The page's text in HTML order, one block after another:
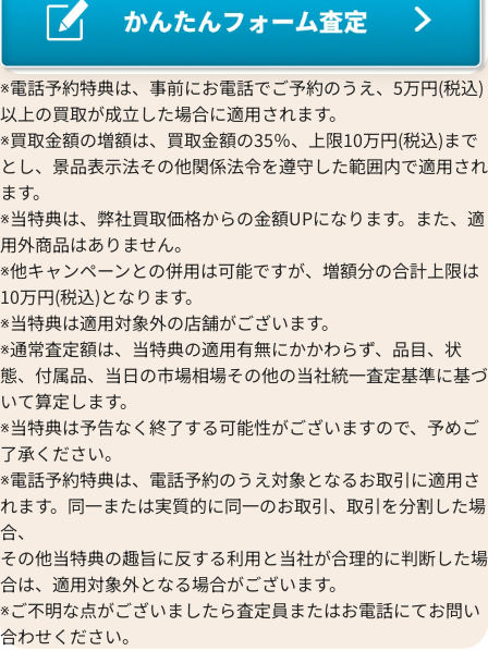
イトジャスト 126333 グレ
格
日時点の参考買取価格です
ロレックス デイトジャスト
ワイト文字盤
参考買取価格
2,790,000円
※2025年12月時点の参考買取
イトジャスト 41 126333 シ
格
時点の参考買取価格です
ロレックス デイトジャスト
参考買取価格
1,974,000円
※2024年6月9日時点の参考買
※電話予約特典は、事前にお電話でご予約のうえ、5万円(税込)
以上の買取が成立した場合に適用されます。
※買取金額の増額は、買取金額の35％、上限10万円(税込)まで
とし、景品表示法その他関係法令を遵守した範囲内で適用され
ます。
※当特典は、弊社買取価格からの金額UPになります。また、適
用外商品はありません。
※他キャンペーンとの併用は可能ですが、増額分の合計上限は
10万円(税込)となります。
※当特典は適用対象外の店舗がございます。
※通常査定額は、当特典の適用有無にかかわらず、品目、状
態、付属品、当日の市場相場その他の当社統一査定基準に基づ
いて算定します。
※当特典は予告なく終了する可能性がございますので、予めご
了承ください。
※電話予約特典は、電話予約のうえ対象となるお取引に適用さ
れます。同一または実質的に同一のお取引、取引を分割した場
合、
その他当特典の趣旨に反する利用と当社が合理的に判断した場
合は、適用対象外となる場合がございます。
※ご不明な点がございましたら査定員またはお電話にてお問い
合わせください。